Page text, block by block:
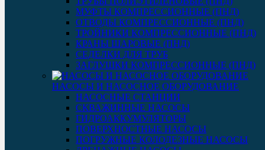
МУФТЫ КОМПРЕССИОННЫЕ (ПНД)
ОТВОДЫ КОМПРЕССИОННЫЕ (ПНД)
ТРОЙНИКИ КОМПРЕССИОННЫЕ (ПНД)
КРАНЫ ШАРОВЫЕ (ПНД)
СЕДЕЛКИ ДЛЯ ТРУБ
ЗАГЛУШКИ КОМПРЕССИОННЫЕ (ПНД)
НАСОСЫ И НАСОСНОЕ ОБОРУДОВАНИЕ
НАСОСНЫЕ СТАНЦИИ
СКВАЖИННЫЕ НАСОСЫ
ГИДРОАККУМУЛЯТОРЫ
ПОВЕРХНОСТНЫЕ НАСОСЫ
ПОГРУЖНЫЕ КОЛОДЕЗНЫЕ НАСОСЫ